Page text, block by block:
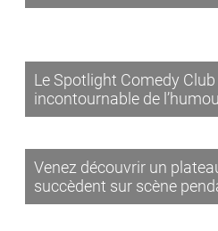
Le Spotlight Comedy
incontournable de
Venez découvrir un
succèdent sur scène